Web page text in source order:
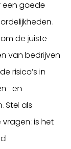
een goede
de juiste
van bedrijven
risico’s in
en
Stel als
is het